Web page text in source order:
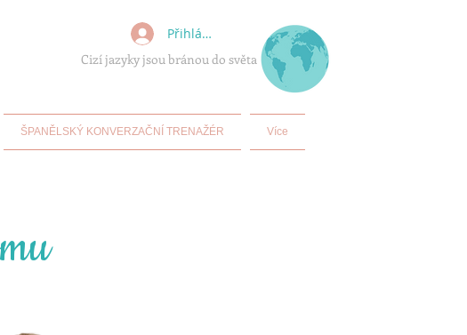
Cizí jazyky jsou bránou do světa
Přihlásit se
ŠPANĚLSKÝ KONVERZAČNÍ TRENAŽÉR Více